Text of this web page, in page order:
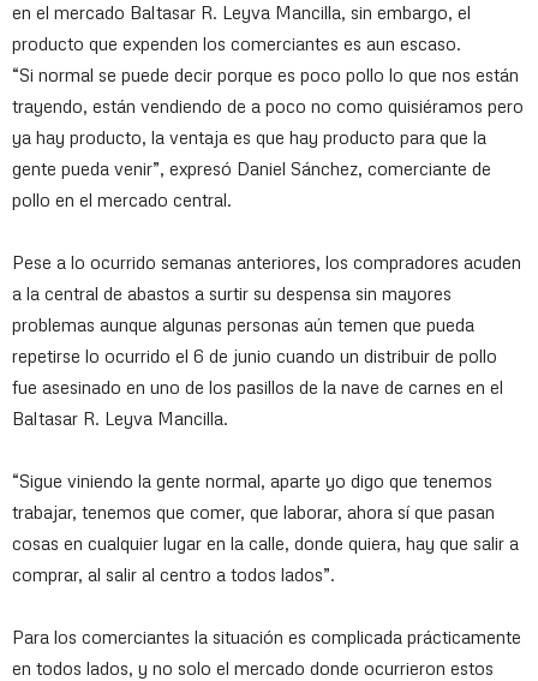
en el mercado Baltasar R. Leyva Mancilla, sin embargo, el
producto que expenden los comerciantes es aun escaso.
“Si normal se puede decir porque es poco pollo lo que nos están
trayendo, están vendiendo de a poco no como quisiéramos pero
ya hay producto, la ventaja es que hay producto para que la
gente pueda venir”, expresó Daniel Sánchez, comerciante de
pollo en el mercado central.
Pese a lo ocurrido semanas anteriores, los compradores acuden
a la central de abastos a surtir su despensa sin mayores
problemas aunque algunas personas aún temen que pueda
repetirse lo ocurrido el 6 de junio cuando un distribuir de pollo
fue asesinado en uno de los pasillos de la nave de carnes en el
Baltasar R. Leyva Mancilla.
“Sigue viniendo la gente normal, aparte yo digo que tenemos
trabajar, tenemos que comer, que laborar, ahora sí que pasan
cosas en cualquier lugar en la calle, donde quiera, hay que salir a
comprar, al salir al centro a todos lados”.
Para los comerciantes la situación es complicada prácticamente
en todos lados, y no solo el mercado donde ocurrieron estos